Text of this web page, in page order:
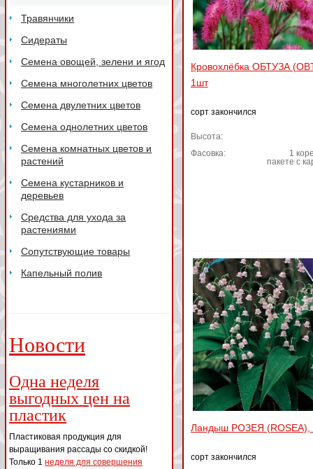
Травянчики
Сидераты
Семена овощей, зелени и ягод
Семена многолетних цветов
Семена двулетних цветов
Семена однолетних цветов
Семена комнатных цветов и
растений
Семена кустарников и
деревьев
Средства для ухода за
растениями
Сопутствующие товары
Капельный полив
Новости
Одна неделя
выгодных цен на
пластик
Пластиковая продукция для
выращивания рассады со скидкой!
Только 1неделя для совершения
Кровохлёбка ОБТУЗА
1шт
сорт закончился
Высота:
Фасовка:
1
пакете с
Ландыш РОЗЕЯ (ROSEA),
сорт закончился